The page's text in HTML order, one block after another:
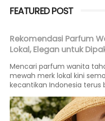
FEATURED POST
Rekomendasi Parfum
Lokal, Elegan untuk
Mencari parfum wanita
mewah merk lokal kini
kecantikan Indonesia terus